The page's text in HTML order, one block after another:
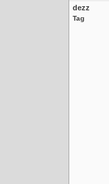
dezz
Tag